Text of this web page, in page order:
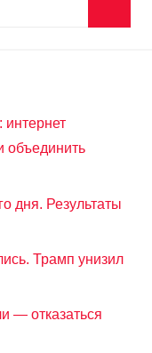
объединить
дня. Результаты
Трамп унизил
— отказаться